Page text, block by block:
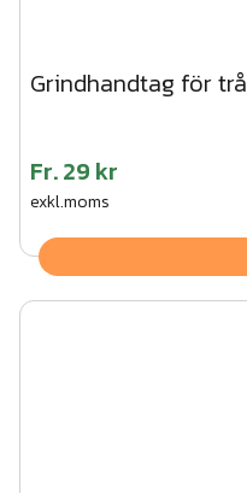
Grindhandtag för
Fr.29 kr
exkl.moms